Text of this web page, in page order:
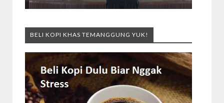
BELI KOPI KHAS TEMANGGUNG YUK!